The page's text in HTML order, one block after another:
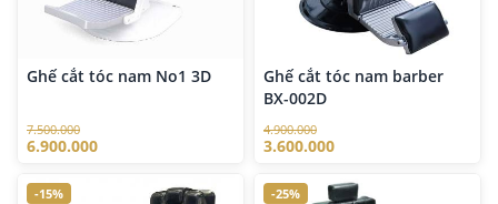
Ghế cắt tóc nam No1 3D
7.500.000
6.900.000
Ghế cắt tóc nam barber
BX-002D
4.900.000
3.600.000
-15% -25%